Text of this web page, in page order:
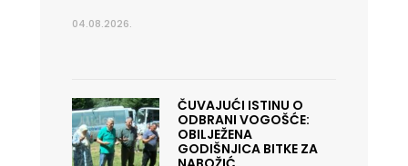
04.08.2026.
ČUVAJUĆI ISTINU O
ODBRANI VOGOŠĆE:
OBILJEŽENA
GODIŠNJICA BITKE ZA